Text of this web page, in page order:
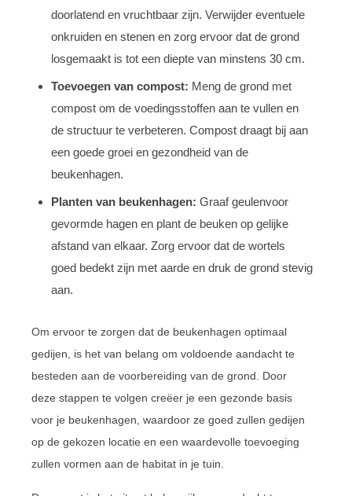
doorlatend en vruchtbaar zijn. Verwijder eventuele
onkruiden en stenen en zorg ervoor dat de grond
losgemaakt is tot een diepte van minstens 30 cm.
Toevoegen van compost: Meng de grond met
compost om de voedingsstoffen aan te vullen en
de structuur te verbeteren. Compost draagt bij aan
een goede groei en gezondheid van de
beukenhagen.
Planten van beukenhagen: Graaf geulenvoor
gevormde hagen en plant de beuken op gelijke
afstand van elkaar. Zorg ervoor dat de wortels
goed bedekt zijn met aarde en druk de grond stevig
aan.
Om ervoor te zorgen dat de beukenhagen optimaal
gedijen, is het van belang om voldoende aandacht te
besteden aan de voorbereiding van de grond. Door
deze stappen te volgen creëer je een gezonde basis
voor je beukenhagen, waardoor ze goed zullen gedijen
op de gekozen locatie en een waardevolle toevoeging
zullen vormen aan de habitat in je tuin.